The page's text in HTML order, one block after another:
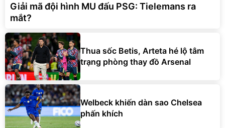
Giải mã đội hình MU đấu PSG: Tielemans ra
mắt?
Thua sốc Betis, Arteta hé lộ tâm
trạng phòng thay đồ Arsenal
Welbeck khiến dàn sao Chelsea
phấn khích